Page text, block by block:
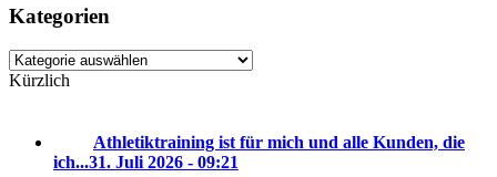
Kategorien
Kategorien
Kürzlich
Athletiktraining ist für mich und alle Kunden, die
ich...31. Juli 2026 - 09:21